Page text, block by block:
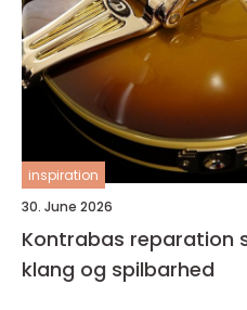
inspiration
30. June 2026
Kontrabas reparation sådan bevarer du
klang og spilbarhed